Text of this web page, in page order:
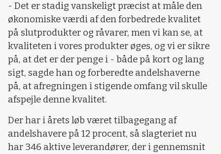
- Det er stadig vanskeligt præcist at måle den
økonomiske værdi af den forbedrede kvalitet
på slutprodukter og råvarer, men vi kan se, at
kvaliteten i vores produkter øges, og vi er sikre
på, at det er der penge i - både på kort og lang
sigt, sagde han og forberedte andelshaverne
på, at afregningen i stigende omfang vil skulle
afspejle denne kvalitet.
Der har i årets løb været tilbagegang af
andelshavere på 12 procent, så slagteriet nu
har 346 aktive leverandører, der i gennemsnit